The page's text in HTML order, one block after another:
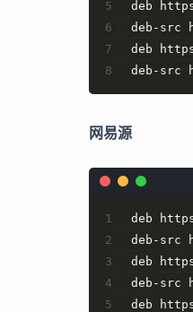
deb
deb-src
deb
deb-src
网易源
deb
deb-src
deb
deb-src
deb